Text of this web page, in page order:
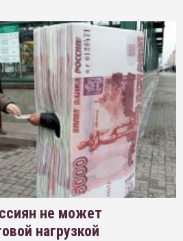
не может
нагрузкой